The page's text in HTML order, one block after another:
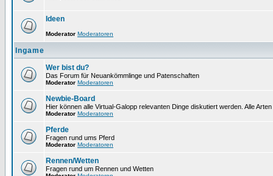
Ideen
Moderator Moderatoren
Ingame
Wer bist du?
Das Forum für Neuankömmlinge und Patenschaften
Moderator Moderatoren
Newbie-Board
Hier können alle Virtual-Galopp relevanten Dinge diskutiert werden. Alle
Moderator Moderatoren
Pferde
Fragen rund ums Pferd
Moderator Moderatoren
Rennen/Wetten
Fragen rund um Rennen und Wetten